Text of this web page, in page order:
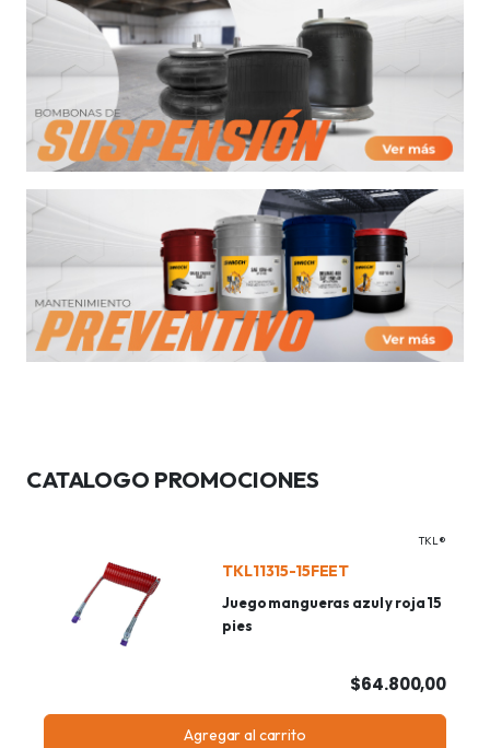
CATALOGO PROMOCIONES
TKL®
TKL11315-15FEET
Juego mangueras azul y roja 15
pies
$64.800,00
Agregar al carrito